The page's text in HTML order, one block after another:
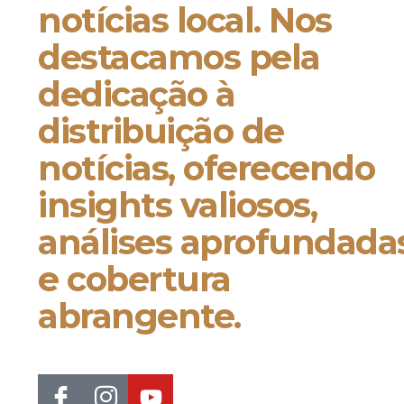
notícias local. Nos
destacamos pela
dedicação à
distribuição de
notícias, oferecendo
insights valiosos,
análises
e cobertura
abrangente.